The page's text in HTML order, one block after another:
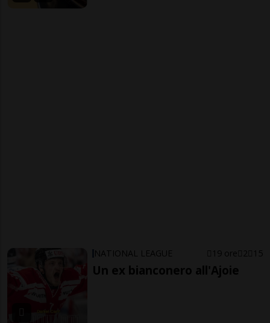
NATIONAL LEAGUE 19 ore 2 15
Un ex bianconero all'Ajoie